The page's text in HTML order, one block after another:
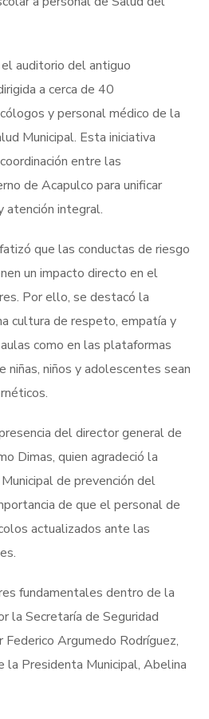
el auditorio del antiguo
a cerca de 40
y personal médico de la
Municipal. Esta iniciativa
entre las
de Acapulco para unificar
atención integral.
que las conductas de riesgo
un impacto directo en el
Por ello, se destacó la
cultura de respeto, empatía y
como en las plataformas
niñas, niños y adolescentes sean
del director general de
Dimas, quien agradeció la
de prevención del
de que el personal de
actualizados ante las
fundamentales dentro de la
la Secretaría de Seguridad
Federico Argumedo Rodríguez,
la Presidenta Municipal, Abelina